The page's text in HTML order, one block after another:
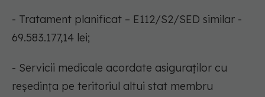
- Tratament planificat – E112/S2/SED similar -
69.583.177,14 lei;
- Servicii medicale acordate asiguraţilor cu
reşedinţa pe teritoriul altui stat membru